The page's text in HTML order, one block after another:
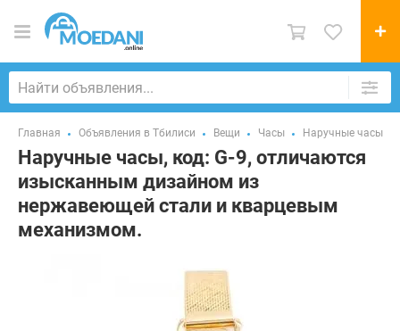
Главная Объявления в Тбилиси Вещи Часы Наручные часы
Наручные часы, код: G-9, отличаются
изысканным дизайном из
нержавеющей стали и кварцевым
механизмом.